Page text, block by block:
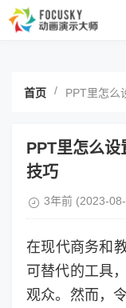
首页 / PPT里怎么
PPT里怎么
技巧
3年前 (2023-
在现代商务和
可替代的工具
观众。然而，